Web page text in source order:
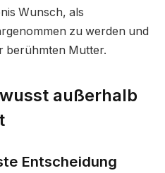
Wunsch, als
zu werden und
berühmten Mutter.
außerhalb
Entscheidung